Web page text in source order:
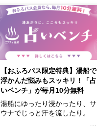
【おふろパス限定特典】湯船で
浮かんだ悩みもスッキリ！「占
いベンチ」が毎月10分無料
湯船にゆったり浸かったり、サ
ウナでじっと汗を流したり。